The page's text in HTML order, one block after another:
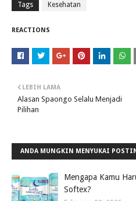
Tags Kesehatan
REACTIONS
LEBIH LAMA
Alasan Spaongo Selalu Menjadi
Pilihan
ANDA MUNGKIN MENYUKAI
Mengapa Kamu
Softex?